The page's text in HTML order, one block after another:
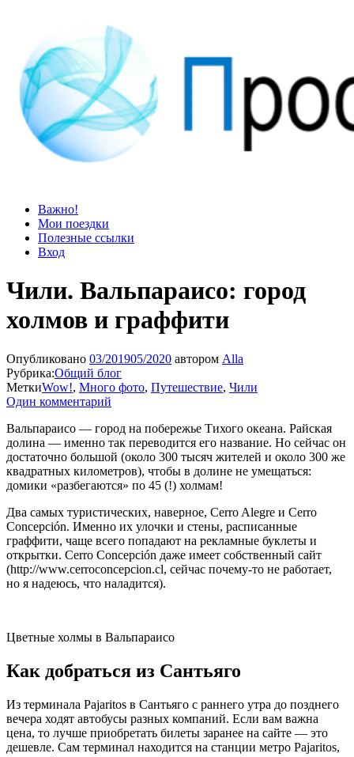
Просто блог
Мир удивительней, чем кажется
Важно!
Мои поездки
Полезные ссылки
Вход
Чили. Вальпараисо: город
холмов и граффити
Опубликовано 03/201905/2020 автором Alla
Рубрика:Общий блог
МеткиWow!, Много фото, Путешествие, Чили
Один комментарий
Вальпараисо — город на побережье Тихого океана. Райская
долина — именно так переводится его название. Но сейчас он
достаточно большой (около 300 тысяч жителей и около 300 же
квадратных километров), чтобы в долине не умещаться:
домики «разбегаются» по 45 (!) холмам!
Два самых туристических, наверное, Cerro Alegre и Cerro
Concepción. Именно их улочки и стены, расписанные
граффити, чаще всего попадают на рекламные буклеты и
открытки. Cerro Concepción даже имеет собственный сайт
(http://www.cerroconcepcion.cl, сейчас почему-то не работает,
но я надеюсь, что наладится).
Цветные холмы в Вальпараисо
Как добраться из Сантьяго
Из терминала Pajaritos в Сантьяго с раннего утра до позднего
вечера ходят автобусы разных компаний. Если вам важна
цена, то лучше приобретать билеты заранее на сайте — это
дешевле. Сам терминал находится на станции метро Pajaritos,